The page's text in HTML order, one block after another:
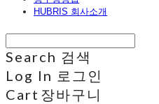
HUBRIS 회사소개
Search 검색
Log In 로그인
Cart 장바구니